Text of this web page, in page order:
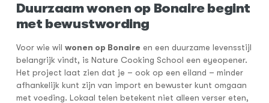
Duurzaam wonen op Bonaire begint
met bewustwording
Voor wie wil wonen op Bonaire en een duurzame levensstijl
belangrijk vindt, is Nature Cooking School een eyeopener.
Het project laat zien dat je – ook op een eiland – minder
afhankelijk kunt zijn van import en bewuster kunt omgaan
met voeding. Lokaal telen betekent niet alleen verser eten,